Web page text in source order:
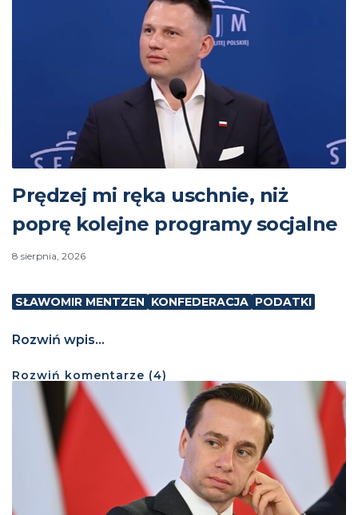
Prędzej mi ręka uschnie, niż
poprę kolejne programy socjalne
8 sierpnia, 2026
SŁAWOMIR MENTZEN KONFEDERACJA PODATKI
Rozwiń wpis...
Rozwiń komentarze (4)